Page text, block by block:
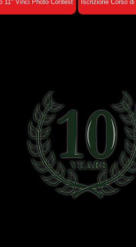
11° Vinci Photo Contest Iscrizione Corso